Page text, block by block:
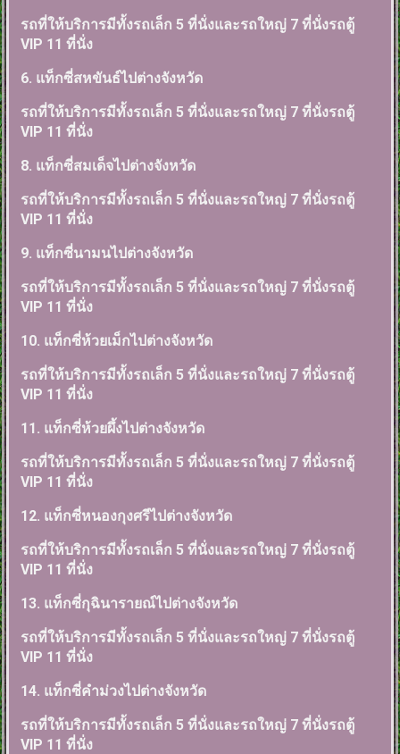
รถที่ให้บริการมีทั้งรถเล็ก 5 ที่นั่งและรถใหญ่ 7 ที่นั่งรถตู้
VIP 11 ที่นั่ง
6. แท็กซี่สหขันธ์ไปต่างจังหวัด
รถที่ให้บริการมีทั้งรถเล็ก 5 ที่นั่งและรถใหญ่ 7 ที่นั่งรถตู้
VIP 11 ที่นั่ง
8. แท็กซี่สมเด็จไปต่างจังหวัด
รถที่ให้บริการมีทั้งรถเล็ก 5 ที่นั่งและรถใหญ่ 7 ที่นั่งรถตู้
VIP 11 ที่นั่ง
9. แท็กซี่นามนไปต่างจังหวัด
รถที่ให้บริการมีทั้งรถเล็ก 5 ที่นั่งและรถใหญ่ 7 ที่นั่งรถตู้
VIP 11 ที่นั่ง
10. แท็กซี่ห้วยเม็กไปต่างจังหวัด
รถที่ให้บริการมีทั้งรถเล็ก 5 ที่นั่งและรถใหญ่ 7 ที่นั่งรถตู้
VIP 11 ที่นั่ง
11. แท็กซี่ห้วยผึ้งไปต่างจังหวัด
รถที่ให้บริการมีทั้งรถเล็ก 5 ที่นั่งและรถใหญ่ 7 ที่นั่งรถตู้
VIP 11 ที่นั่ง
12. แท็กซี่หนองกุงศรีไปต่างจังหวัด
รถที่ให้บริการมีทั้งรถเล็ก 5 ที่นั่งและรถใหญ่ 7 ที่นั่งรถตู้
VIP 11 ที่นั่ง
13. แท็กซี่กุฉินารายณ์ไปต่างจังหวัด
รถที่ให้บริการมีทั้งรถเล็ก 5 ที่นั่งและรถใหญ่ 7 ที่นั่งรถตู้
VIP 11 ที่นั่ง
14. แท็กซี่คำม่วงไปต่างจังหวัด
รถที่ให้บริการมีทั้งรถเล็ก 5 ที่นั่งและรถใหญ่ 7 ที่นั่งรถตู้
VIP 11 ที่นั่ง